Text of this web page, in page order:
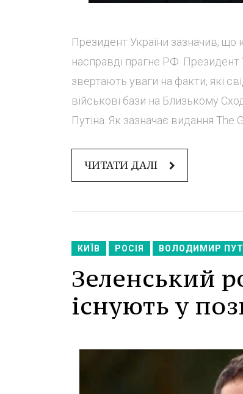
Президент України зазначив,
насправді прагне РФ.
звертають уваги на факти, які
військові бази на Близькому
Путіна. Як зазначає видання The
ЧИТАТИ ДАЛІ
КИЇВ РОСІЯ ВОЛОДИМИР
Зеленський
існують у